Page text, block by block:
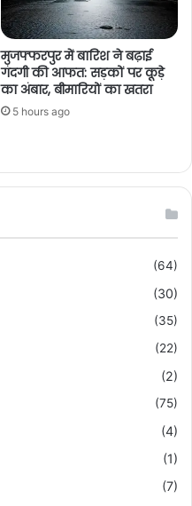
मुजफ्फरपुर में बारिश ने बढ़ाई
गंदगी की आफत: सड़कों पर कूड़े
का अंबार, बीमारियों का खतरा
5 hours ago
(64)
(30)
(35)
(22)
(2)
(75)
(4)
(1)
(7)